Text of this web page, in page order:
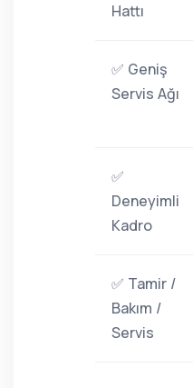
Hattı
✅ Geniş
Servis Ağı
✅
Deneyimli
Kadro
✅ Tamir /
Bakım /
Servis